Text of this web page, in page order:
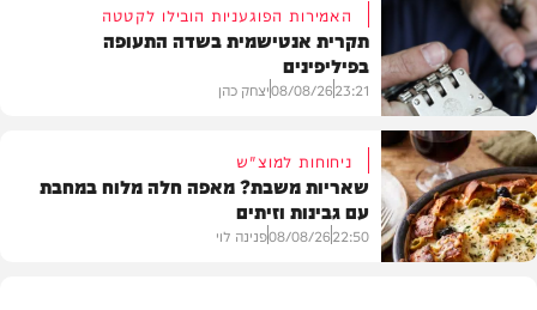
המשב"ק
חדשות
האמירות הפוגעניות הובילו לקטטה
תקרית אנטישמית בשדה התעופה
בפיליפינים
23:21
08/08/26יצחק כהן
ניחוחות למוצ"ש
שאריות משבת? מאפה חלה מלוח במחבת
עם גבינות וזיתים
22:50
08/08/26פנינה לוי